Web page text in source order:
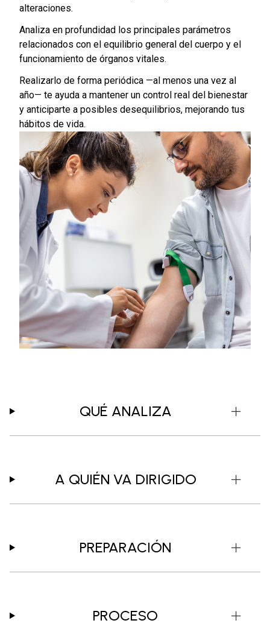
alteraciones.
Analiza en profundidad los principales parámetros
relacionados con el equilibrio general del cuerpo y el
funcionamiento de órganos vitales.
Realizarlo de forma periódica —al menos una vez al
año— te ayuda a mantener un control real del bienestar
y anticiparte a posibles desequilibrios, mejorando tus
hábitos de vida.
QUÉ ANALIZA
A QUIÉN VA DIRIGIDO
PREPARACIÓN
PROCESO